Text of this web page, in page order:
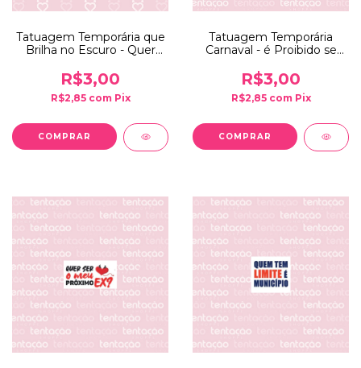
Tatuagem Temporária que
Brilha no Escuro - Quer
R$3,00
R$2,85 com Pix
Tatuagem Temporária
Carnaval - é Proibido se
R$3,00
R$2,85 com Pix